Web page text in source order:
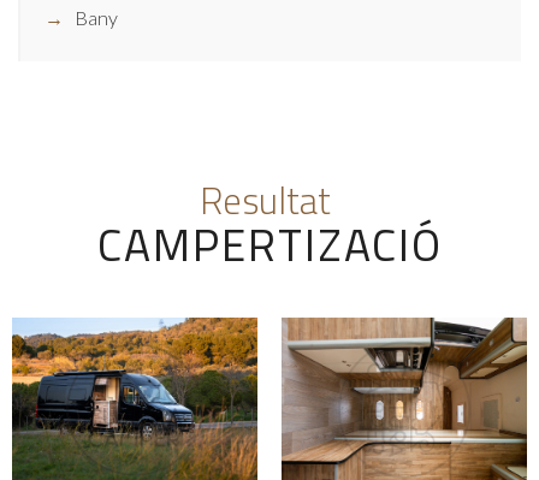
Bany
Resultat
CAMPERTIZACIÓ